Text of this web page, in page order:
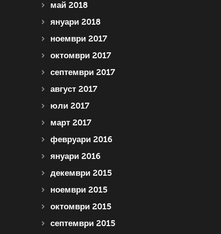
май 2018
януари 2018
ноември 2017
октомври 2017
септември 2017
август 2017
юли 2017
март 2017
февруари 2016
януари 2016
декември 2015
ноември 2015
октомври 2015
септември 2015